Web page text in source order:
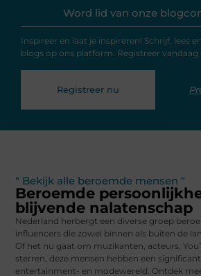
Word lid van onze
Inspireer en laat je inspireren! Schrijf, lees
blogs op ons platform. Registreer vandaag
Registreer nu
" Bekijk alle beroemde mensen "
Beroemde
blijvende nalatenschap
Nederland herbergt een diverse groep
influencers die zowel binnen als buiten de
Of het nu gaat om muzikanten, acteurs,
sterren, deze mensen hebben een
entertainment- en modewereld. Ontdek